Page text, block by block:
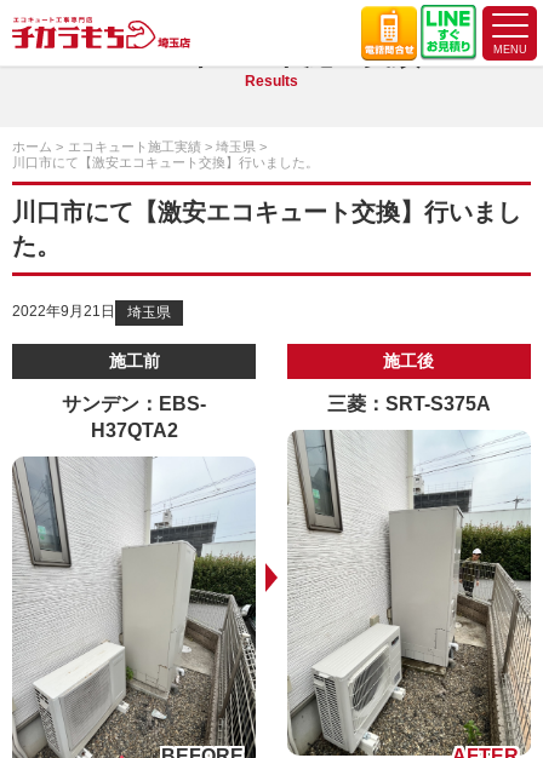
エコキュート施工実績
Results
ホーム エコキュート施工実績
埼玉県
川口市にて【激安エコキュート交換】行いました。
川口市にて【激安エコキュート交換】行いまし
た。
2022年9月21日 埼玉県
施工前
サンデン：EBS-
H37QTA2
施工後
三菱：SRT-S375A